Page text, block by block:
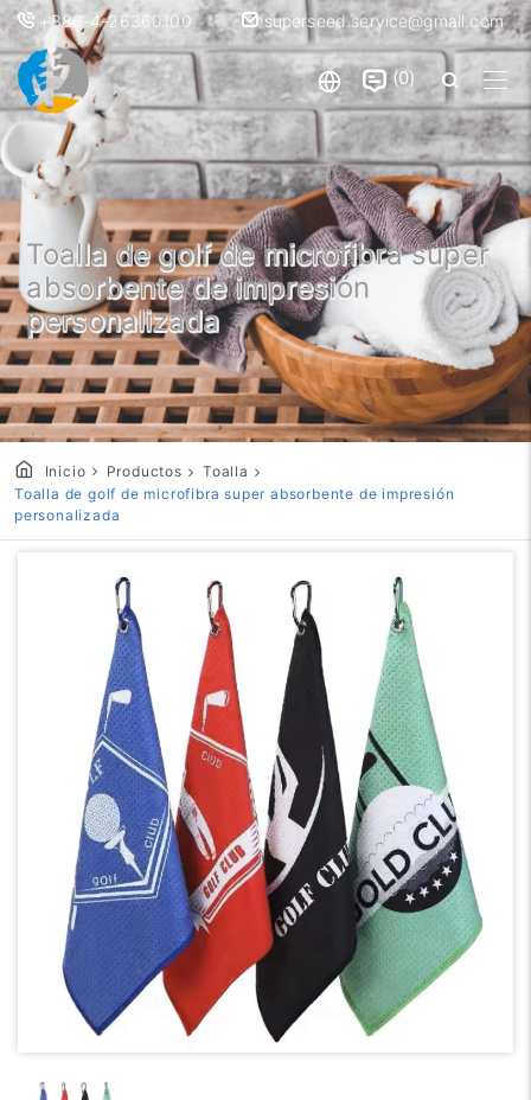
+886-4-26360100 superseed.service@gmail.com
0
Toalla de golf de microfibra super
absorbente de impresión
personalizada
Inicio Productos
Toalla
Toalla de golf de microfibra super absorbente de impresión
personalizada